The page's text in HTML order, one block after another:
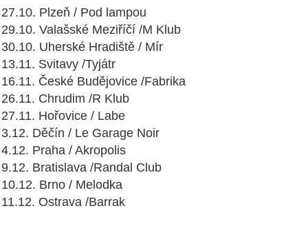
27.10. Plzeň / Pod lampou
29.10. Valašské Meziříčí /M Klub
30.10. Uherské Hradiště / Mír
13.11. Svitavy /Tyjátr
16.11. České Budějovice /Fabrika
26.11. Chrudim /R Klub
27.11. Hořovice / Labe
3.12. Děčín / Le Garage Noir
4.12. Praha / Akropolis
9.12. Bratislava /Randal Club
10.12. Brno / Melodka
11.12. Ostrava /Barrak